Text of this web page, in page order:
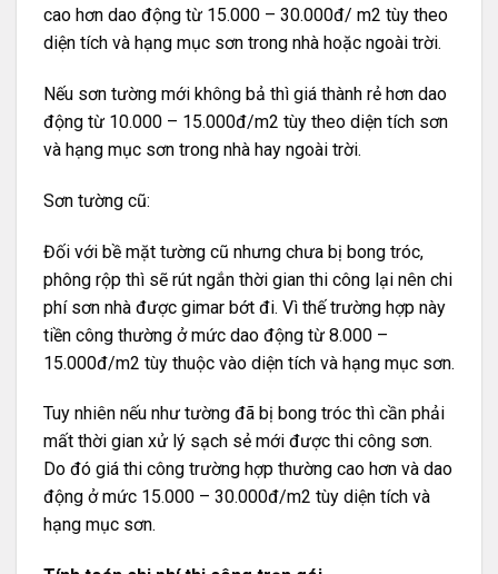
cao hơn dao động từ 15.000 – 30.000đ/ m2 tùy theo
diện tích và hạng mục sơn trong nhà hoặc ngoài trời.
Nếu sơn tường mới không bả thì giá thành rẻ hơn dao
động từ 10.000 – 15.000đ/m2 tùy theo diện tích sơn
và hạng mục sơn trong nhà hay ngoài trời.
Sơn tường cũ:
Đối với bề mặt tường cũ nhưng chưa bị bong tróc,
phông rộp thì sẽ rút ngắn thời gian thi công lại nên chi
phí sơn nhà được gimar bớt đi. Vì thế trường hợp này
tiền công thường ở mức dao động từ 8.000 –
15.000đ/m2 tùy thuộc vào diện tích và hạng mục sơn.
Tuy nhiên nếu như tường đã bị bong tróc thì cần phải
mất thời gian xử lý sạch sẻ mới được thi công sơn.
Do đó giá thi công trường hợp thường cao hơn và dao
động ở mức 15.000 – 30.000đ/m2 tùy diện tích và
hạng mục sơn.